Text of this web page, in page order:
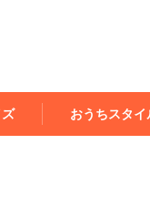
おうちスタイ